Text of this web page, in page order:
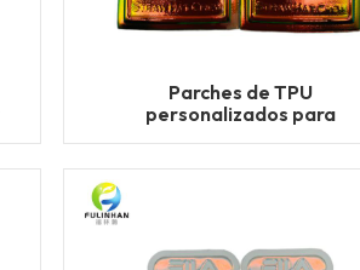
Parches de TPU
personalizados para